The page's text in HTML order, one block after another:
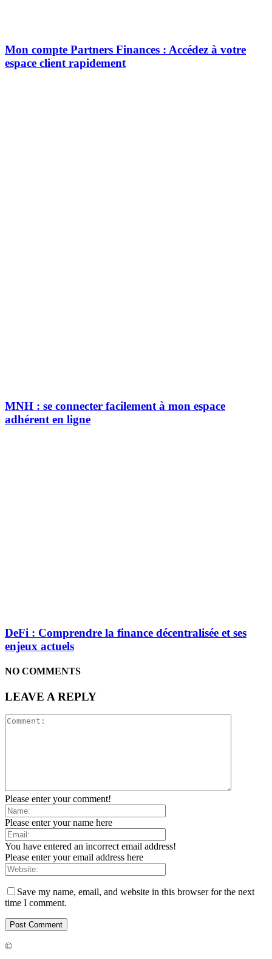
Mon compte Partners Finances : Accédez à votre
espace client rapidement
MNH : se connecter facilement à mon espace
adhérent en ligne
DeFi : Comprendre la finance décentralisée et ses
enjeux actuels
NO COMMENTS
LEAVE A REPLY
Please enter your comment!
Please enter your name here
You have entered an incorrect email address!
Please enter your email address here
Save my name, email, and website in this browser for the next
time I comment.
©